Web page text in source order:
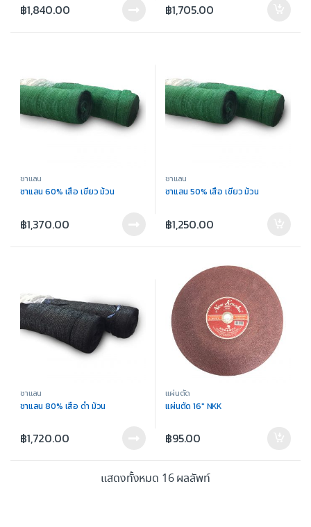
฿1,840.00 ฿1,705.00
ซาแลน
ซาแลน 60% เสือ เขียว ม้วน
฿1,370.00
ซาแลน
ซาแลน 50% เสือ เขียว ม้วน
฿1,250.00
ซาแลน
ซาแลน 80% เสือ ดำ ม้วน
฿1,720.00
แผ่นตัด
แผ่นตัด 16″ NKK
฿95.00
แสดงทั้งหมด 16 ผลลัพท์